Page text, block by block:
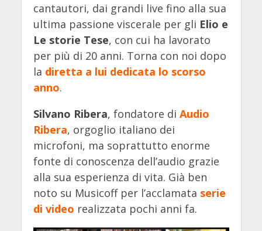
cantautori, dai grandi live fino alla sua
ultima passione viscerale per gli Elio e
Le storie Tese, con cui ha lavorato
per più di 20 anni. Torna con noi dopo
la diretta a lui dedicata lo scorso
anno.
Silvano Ribera, fondatore di Audio
Ribera, orgoglio italiano dei
microfoni, ma soprattutto enorme
fonte di conoscenza dell’audio grazie
alla sua esperienza di vita. Già ben
noto su Musicoff per l’acclamata serie
di video realizzata pochi anni fa.